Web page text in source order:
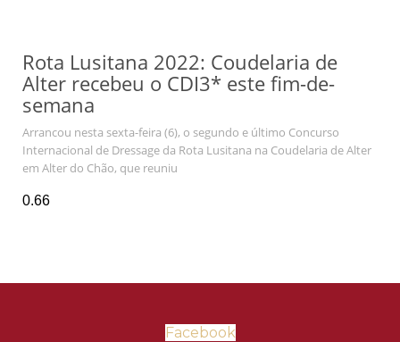
Rota Lusitana 2022: Coudelaria de
Alter recebeu o CDI3* este fim-de-
semana
Arrancou nesta sexta-feira (6), o segundo e último Concurso
Internacional de Dressage da Rota Lusitana na Coudelaria de Alter
em Alter do Chão, que reuniu
Facebook